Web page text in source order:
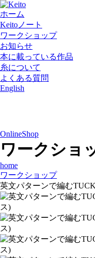
ホーム
Keitoノート
ワークショップ
お知らせ
本に載っている作品
糸について
よくある質問
English
OnlineShop
ワークショ
home
ワークショップ
英文パターンで編む